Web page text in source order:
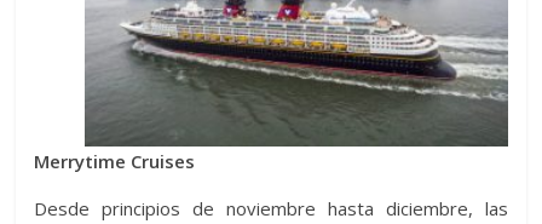
Merrytime Cruises
Desde principios de noviembre hasta diciembre, las